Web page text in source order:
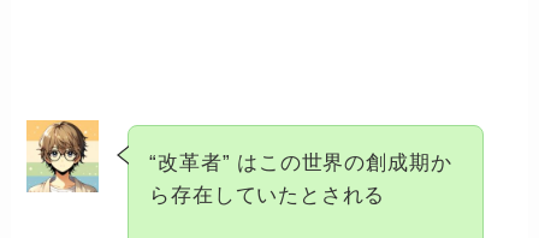
“改革者” はこの世界の創成期か
ら存在していたとされる